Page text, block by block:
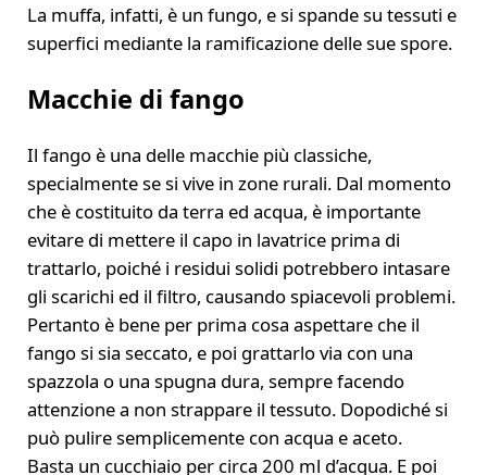
La muffa, infatti, è un fungo, e si spande su tessuti e
superfici mediante la ramificazione delle sue spore.
Macchie di fango
Il fango è una delle macchie più classiche,
specialmente se si vive in zone rurali. Dal momento
che è costituito da terra ed acqua, è importante
evitare di mettere il capo in lavatrice prima di
trattarlo, poiché i residui solidi potrebbero intasare
gli scarichi ed il filtro, causando spiacevoli problemi.
Pertanto è bene per prima cosa aspettare che il
fango si sia seccato, e poi grattarlo via con una
spazzola o una spugna dura, sempre facendo
attenzione a non strappare il tessuto. Dopodiché si
può pulire semplicemente con acqua e aceto.
Basta un cucchiaio per circa 200 ml d’acqua. E poi